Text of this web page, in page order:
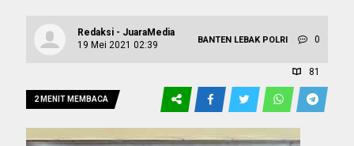
Redaksi - JuaraMedia
19 Mei 2021 02:39
BANTEN LEBAK POLRI 0
81
2 MENIT MEMBACA